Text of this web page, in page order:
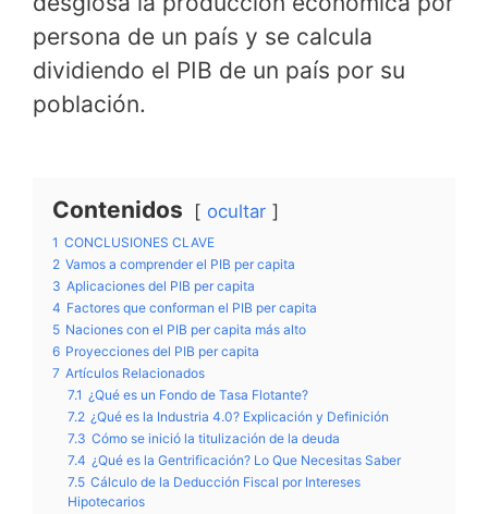
persona de un país y se calcula
dividiendo el PIB de un país por su
población.
Contenidos ocultar
1 CONCLUSIONES CLAVE
2 Vamos a comprender el PIB per capita
3 Aplicaciones del PIB per capita
4 Factores que conforman el PIB per capita
5 Naciones con el PIB per capita más alto
6 Proyecciones del PIB per capita
7 Artículos Relacionados
7.1 ¿Qué es un Fondo de Tasa Flotante?
7.2 ¿Qué es la Industria 4.0? Explicación y Definición
7.3 Cómo se inició la titulización de la deuda
7.4 ¿Qué es la Gentrificación? Lo Que Necesitas Saber
7.5 Cálculo de la Deducción Fiscal por Intereses
Hipotecarios